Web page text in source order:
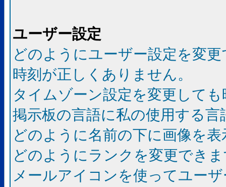
ユーザー設定
どのようにユーザー設定を変
時刻が正しくありません。
タイムゾーン設定を変更して
掲示板の言語に私の使用する
どのように名前の下に画像を
どのようにランクを変更でき
メールアイコンを使ってユー